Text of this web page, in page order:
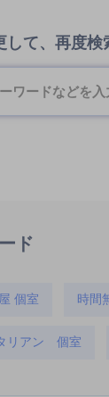
して、再度検
ド
個室 時間
リアン 個室